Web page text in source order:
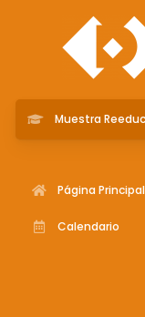
Muestra
Página Principal
Calendario